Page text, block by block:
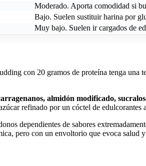
Moderado. Aporta comodidad si
Bajo. Suelen sustituir harina por
Muy bajo. Suelen ir cargados de
con 20 gramos de proteína tenga una
almidón modificado,
refinado por un cóctel de edulcorantes
dependientes de sabores
pero con un envoltorio que evoca salud